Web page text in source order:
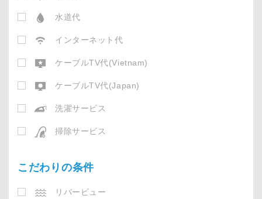
水道代
インターネット代
ケーブルTV代(Vietnam)
ケーブルTV代(Japan)
洗濯サービス
掃除サービス
こだわりの条件
リバービュー